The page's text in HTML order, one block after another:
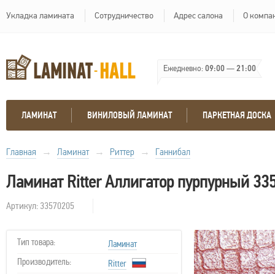
Укладка ламината Сотрудничество Адрес салона О
Ежедневно:09:00—21:00
ЛАМИНАТ ВИНИЛОВЫЙ ЛАМИНАТ ПАРКЕТНАЯ ДОСКА
Главная → Ламинат → Риттер → Ганнибал
Ламинат Ritter Аллигатор пурпурный
Артикул: 33570205
Тип товара:
Ламинат
Производитель:
Ritter